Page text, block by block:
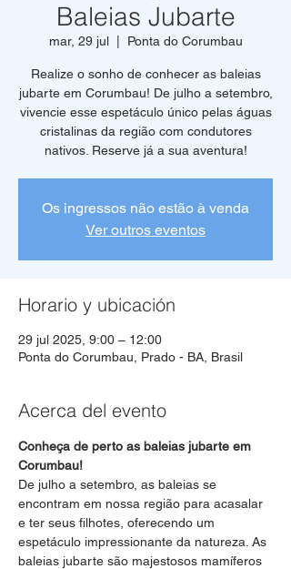
Baleias Jubarte
mar, 29 jul
  |
Ponta do Corumbau
Realize o sonho de conhecer as baleias
jubarte em Corumbau! De julho a setembro,
vivencie esse espetáculo único pelas águas
cristalinas da região com condutores
Os ingressos não estão à venda
Ver outros eventos
Horario y ubicación
29 jul 2025, 9:00 – 12:00
Ponta do Corumbau, Prado - BA, Brasil
Acerca del evento
Conheça de perto as baleias jubarte em
Corumbau!
De julho a setembro, as baleias se
encontram em nossa região para acasalar
e ter seus filhotes, oferecendo um
espetáculo impressionante da natureza. As
baleias jubarte são majestosos mamíferos